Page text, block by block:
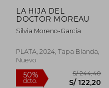
55%
dcto.
S/ 155,78
LA HIJA DEL
DOCTOR MOREAU
Silvia Moreno-García
PLATA, 2024, Tapa Blanda,
Nuevo